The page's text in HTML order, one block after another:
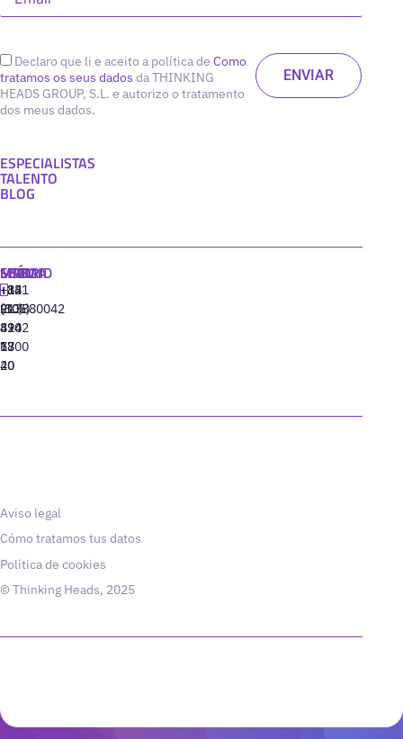
Declaro que li e aceito a política de Como
tratamos os seus dados da THINKING
HEADS GROUP, S.L. e autorizo o tratamento
dos meus dados.
ESPECIALISTAS
TALENTO
BLOG
MADRID
+34
91
310
77
40
MIAMI
+1
(305)
424
13
20
SEÚL
+82
(10)
8942
6800
LISBOA
‪+351
213880042
Aviso legal
Cómo tratamos tus datos
Política de cookies
© Thinking Heads, 2025